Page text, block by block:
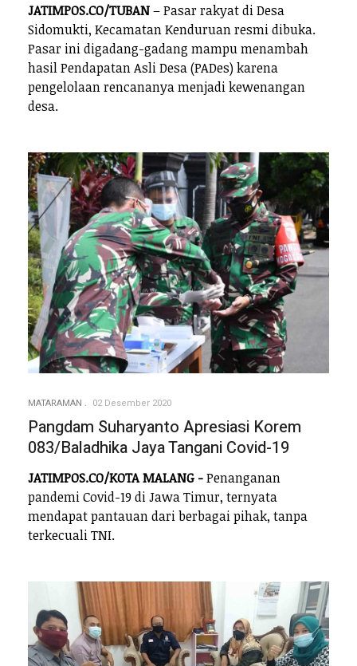
JATIMPOS.CO/TUBAN– Pasar rakyat di Desa
Sidomukti, Kecamatan Kenduruan resmi dibuka.
Pasar ini digadang-gadang mampu menambah
hasil Pendapatan Asli Desa (PADes) karena
pengelolaan rencananya menjadi kewenangan
desa.
MATARAMAN 02 Desember 2020
Pangdam Suharyanto Apresiasi Korem
083/Baladhika Jaya Tangani Covid-19
JATIMPOS.CO/KOTA MALANG -Penanganan
pandemi Covid-19 di Jawa Timur, ternyata
mendapat pantauan dari berbagai pihak, tanpa
terkecuali TNI.